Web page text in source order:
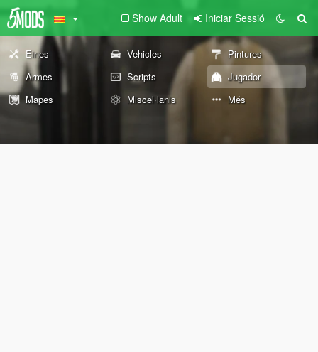
Show Adult Iniciar Sessió
Eines Vehicles
Pintures
Armes
Scripts
Jugador
Mapes
Miscel·lanis Més